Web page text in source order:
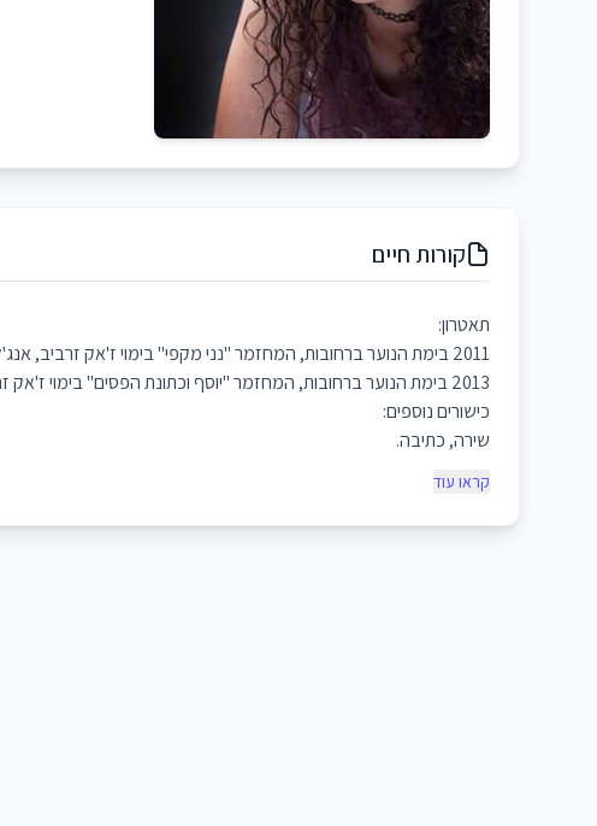
קורות חיים
תאטרון:
2011 בימת הנוער ברחובות, המחזמר "נני מקפי" בימוי ז'אק זרביב, אנג'לין.
2013 בימת הנוער ברחובות, המחזמר "יוסף וכתונת הפסים" בימוי ז'אק זרביב, מספרת.
כישורים נוספים:
שירה, כתיבה.
קראו עוד